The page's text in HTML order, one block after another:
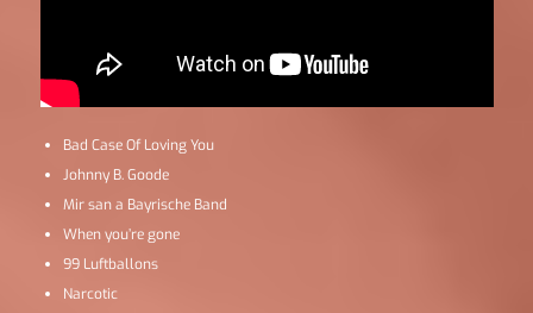
Bad Case Of Loving You
Johnny B. Goode
Mir san a Bayrische Band
When you’re gone
99 Luftballons
Narcotic